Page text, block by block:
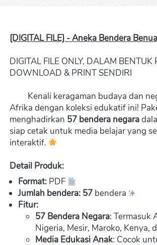
[DIGITAL FILE] - Aneka Bendera
DIGITAL FILE ONLY, DALAM BENTUK
DOWNLOAD & PRINT SENDIRI
Afrika dengan koleksi edukatif ini!
menghadirkan 57 bendera negara
siap cetak untuk media belajar yang
interaktif.
Detail Produk:
Format: PDF
Jumlah bendera: 57 bendera
Fitur:
57 Bendera Negara: Termasuk
Nigeria, Mesir, Maroko, Kenya,
Media Edukasi Anak: Cocok